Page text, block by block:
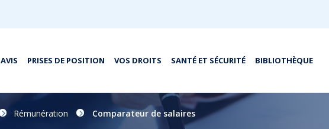
AVIS PRISES DE POSITION VOS DROITS SANTÉ ET SÉCURITÉ BIBLIOTHÈQUE
Rémunération Comparateur de salaires